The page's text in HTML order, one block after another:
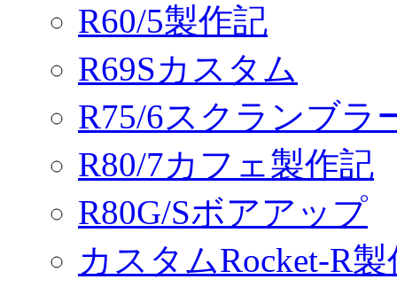
R60/5製作記
R69Sカスタム
R75/6スクランブラ
R80/7カフェ製作記
R80G/Sボアアップ
カスタムRocket-R